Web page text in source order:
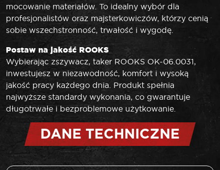
mocowanie materiałów. To idealny wybór dla
profesjonalistów oraz majsterkowiczów, którzy cenią
sobie wszechstronność, trwałość i wygodę.
Postaw na jakość ROOKS
Wybierając zszywacz, taker ROOKS OK-06.0031,
inwestujesz w niezawodność, komfort i wysoką
jakość pracy każdego dnia. Produkt spełnia
najwyższe standardy wykonania, co gwarantuje
długotrwałe i bezproblemowe użytkowanie.
DANE TECHNICZNE